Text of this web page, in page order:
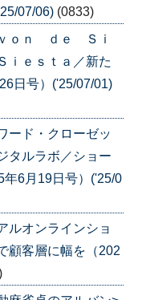
07/06) (0833)
ｏｎ ｄｅ Ｓｉ
ｅｓｔａ／新た
日号）('25/07/01)
ード・クローゼッ
タルラボ／ショー
年6月19日号）('25/0
ルオンラインショ
顧客層に幅を（202